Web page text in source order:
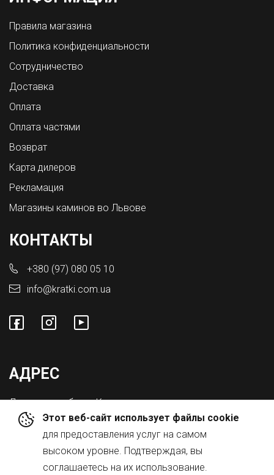
Этот веб-сайт использует файлы cookie
для предоставления услуг на самом
высоком уровне. Подтверждая, вы
соглашаетесь на их использование.
Правила магазина
Политика конфиденциальности
Сотрудничество
Доставка
Оплата
Оплата частями
Возврат
Карта дилеров
Рекламация
Магазины каминов во Львове
КОНТАКТЫ
+380 (97) 080 05 10
info@kratki.com.ua
АДРЕС
Львовская обл., с. Конопниця,
ул. Городоцкая 8а